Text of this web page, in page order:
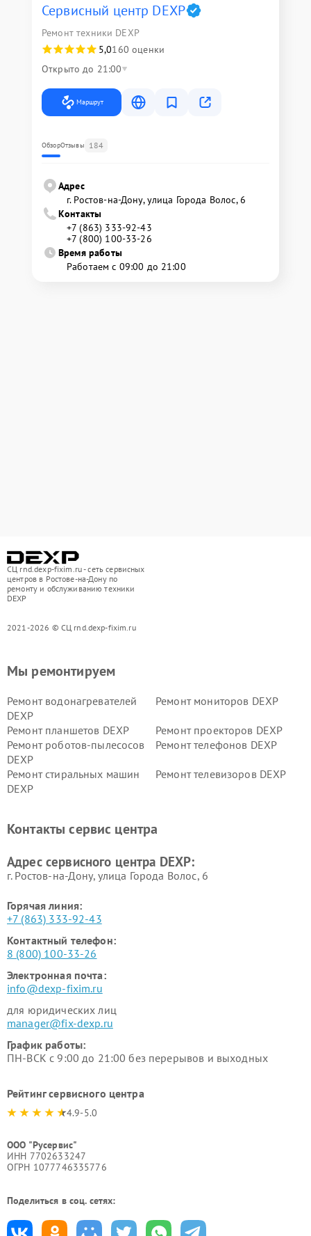
Сервисный центр DEXP
Ремонт техники DEXP
5,0160 оценки
Открыто до 21:00
Маршрут
ОбзорОтзывы 184
Адрес
г. Ростов-на-Дону, улица Города Волос, 6
Контакты
+7 (863) 333-92-43
+7 (800) 100-33-26
Время работы
Работаем с 09:00 до 21:00
СЦ rnd.dexp-fixim.ru - сеть сервисных
центров в Ростове-на-Дону по
ремонту и обслуживанию техники
DEXP
2021-2026 © СЦ rnd.dexp-fixim.ru
Мы ремонтируем
Ремонт водонагревателей
DEXP
Ремонт мониторов DEXP
Ремонт планшетов DEXP
Ремонт проекторов DEXP
Ремонт роботов-пылесосов
DEXP
Ремонт телефонов DEXP
Ремонт стиральных машин
DEXP
Ремонт телевизоров DEXP
Ремонт серверов DEXP
Ремонт мини пк DEXP
Контакты сервис центра
Адрес сервисного центра DEXP:
г. Ростов-на-Дону, улица Города Волос, 6
Горячая линия:
+7 (863) 333-92-43
Контактный телефон:
8 (800) 100-33-26
Электронная почта:
info@dexp-fixim.ru
для юридических лиц
manager@fix-dexp.ru
График работы:
ПН-ВСК с 9:00 до 21:00 без перерывов и выходных
Рейтинг сервисного центра
4.9-5.0
ООО "Русервис"
ИНН 7702633247
ОГРН 1077746335776
Поделиться в соц. сетях: